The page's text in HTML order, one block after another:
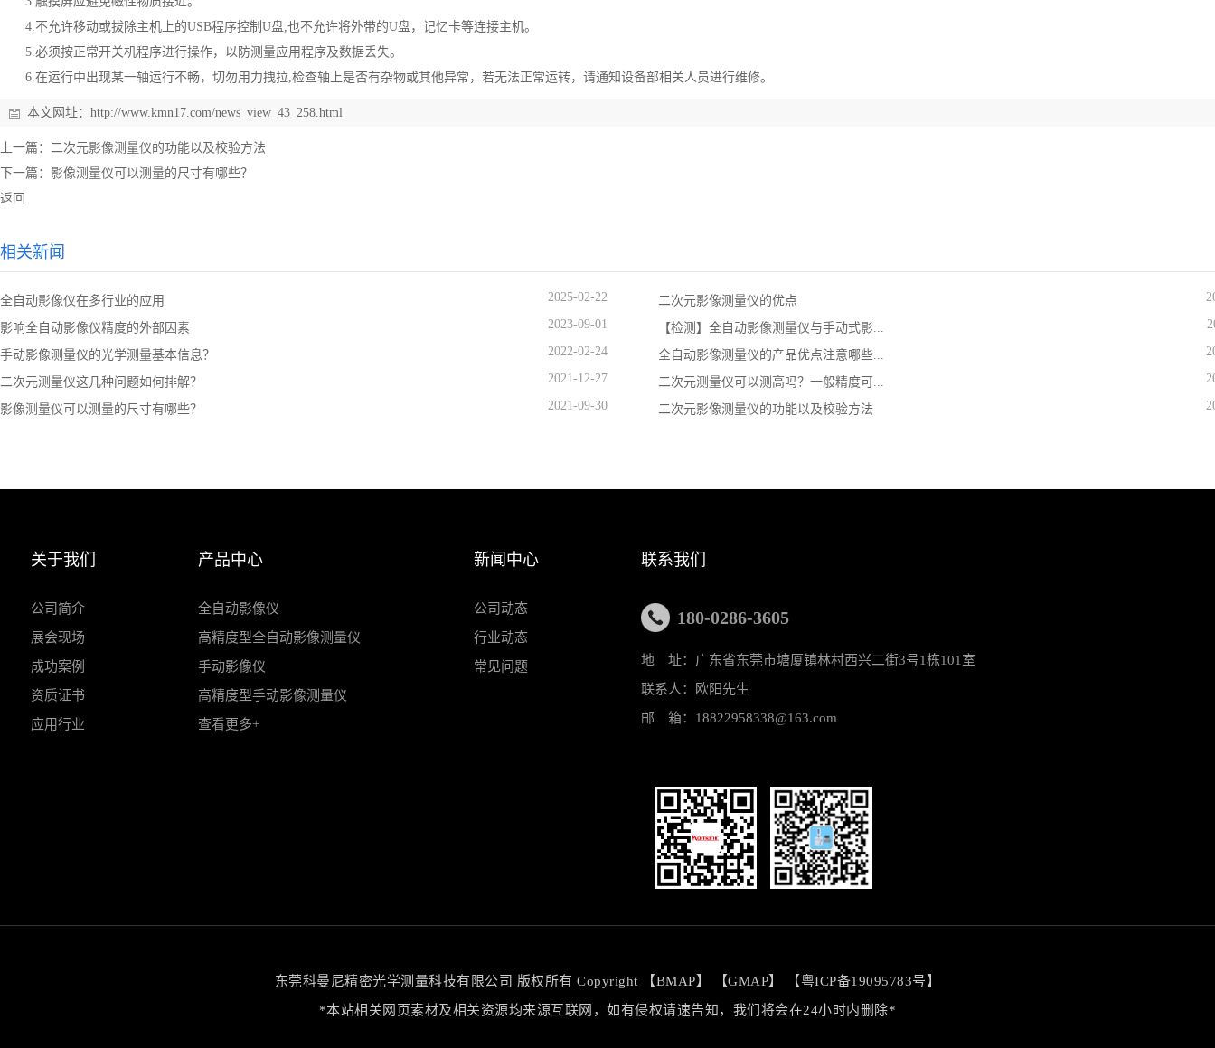
4.不允许移动或拔除主机上的USB程序控制U盘,也不允许将外带的U盘，记忆卡等连接主机。
5.必须按正常开关机程序进行操作，以防测量应用程序及数据丢失。
6.在运行中出现某一轴运行不畅，切勿用力拽拉,检查轴上是否有杂物或其他异常，若无法正常运转，请通知设备部相关人员进行维修。
本文网址： http://www.kmn17.com/news_view_43_258.html
上一篇： 二次元影像测量仪的功能以及校验方法
下一篇： 影像测量仪可以测量的尺寸有哪些？
返回
相关新闻
全自动影像仪在多行业的应用 2025-02-22 二次元影像测量仪的优点
影响全自动影像仪精度的外部因素 2023-09-01 【检测】全自动影像测量仪与手动式影...
手动影像测量仪的光学测量基本信息？ 2022-02-24 全自动影像测量仪的产品优点注意哪些...
二次元测量仪这几种问题如何排解？ 2021-12-27 二次元测量仪可以测高吗？一般精度可...
影像测量仪可以测量的尺寸有哪些？ 2021-09-30 二次元影像测量仪的功能以及校验方法
关于我们
公司简介
展会现场
成功案例
资质证书
应用行业
产品中心
全自动影像仪
高精度型全自动影像测量仪
手动影像仪
高精度型手动影像测量仪
查看更多+
新闻中心
公司动态
行业动态
常见问题
联系我们
180-0286-3605
地 址：广东省东莞市塘厦镇林村西兴二街3号1栋101室
联系人：欧阳先生
邮 箱：18822958338@163.com
东莞科曼尼精密光学测量科技有限公司 版权所有 Copyright 【BMAP】 【GMAP】 【粤ICP备19095783号 】
*本站相关网页素材及相关资源均来源互联网，如有侵权请速告知，我们将会在24小时内删除*